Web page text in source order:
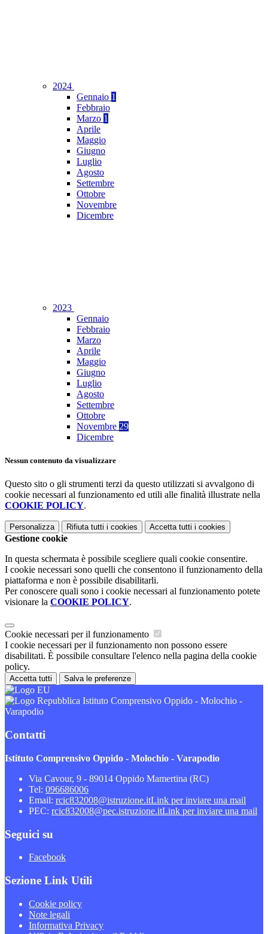
2024
Gennaio 1
Febbraio
Marzo 1
Aprile
Maggio
Giugno
Luglio
Agosto
Settembre
Ottobre
Novembre
Dicembre
2023
Gennaio
Febbraio
Marzo
Aprile
Maggio
Giugno
Luglio
Agosto
Settembre
Ottobre
Novembre 29
Dicembre
Nessun contenuto da visualizzare
Questo sito o gli strumenti terzi da questo utilizzati si avvalgono di
cookie necessari al funzionamento ed utili alle finalità illustrate nella
COOKIE POLICY.
Personalizza Rifiuta tutti i cookies Accetta tutti i cookies
Gestione cookie
In questa schermata è possibile scegliere quali cookie consentire.
I cookie necessari sono quelli che consentono il funzionamento della
piattaforma e non è possibile disabilitarli.
Per conoscere quali sono i cookie necessari al funzionamento potete
visionare la COOKIE POLICY.
Cookie necessari per il funzionamento
I cookie necessari per il funzionamento non possono essere
disabilitati. È possibile consultare l'elenco nella pagina della cookie
policy.
Accetta tutti Salva le preferenze
Istituto Comprensivo Oppido - Molochio -
Varapodio
Contatti
Istituto Comprensivo Oppido - Molochio - Varapodio
Via Cavour, 9 - 89014 Oppido Mamertina (RC)
Tel: 096686006
Email: rcic832008@istruzione.itLink per inviare una mail
PEC: rcic832008@pec.istruzione.itLink per inviare una mail
Seguici su
Facebook
Sezione Link Utili
Cookie policy
Note legali
Informativa Privacy